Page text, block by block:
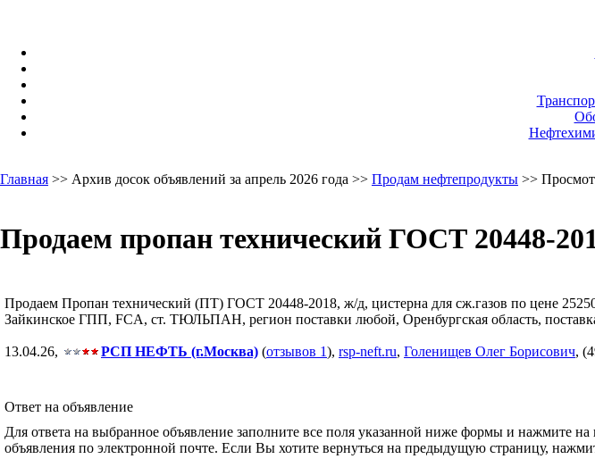
Главная >> Архив досок объявлений за апрель 2026 года >> Продам нефтепродукты >>
Продаем пропан технический ГОСТ 20448-
Продаем Пропан технический (ПТ) ГОСТ 20448-2018, ж/д, цистерна для сж.газов по цене
Зайкинское ГПП, FCA, ст. ТЮЛЬПАН, регион поставки любой, Оренбургская область,
13.04.26, РСП НЕФТЬ (г.Москва) (отзывов 1), rsp-neft.ru, Голенищев Олег Борисович,
Ответ на объявление
Для ответа на выбранное объявление заполните все поля указанной ниже формы и нажмите
объявления по электронной почте. Если Вы хотите вернуться на предыдущую страницу,